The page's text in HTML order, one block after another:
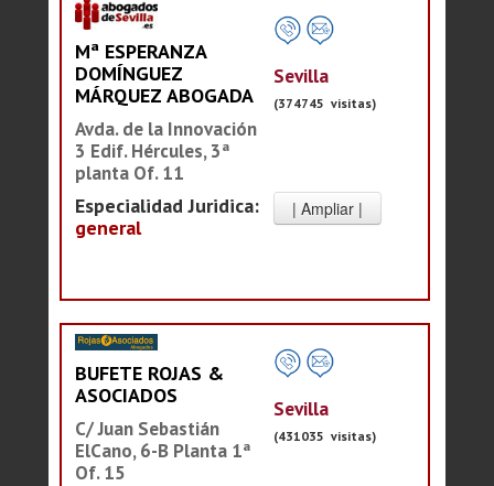
Mª ESPERANZA
DOMÍNGUEZ
MÁRQUEZ ABOGADA
Avda. de la Innovación
3 Edif. Hércules, 3ª
planta Of. 11
Especialidad Juridica:
general
Sevilla
(374745 visitas)
BUFETE ROJAS &
ASOCIADOS
C/ Juan Sebastián
ElCano, 6-B Planta 1ª
Of. 15
Sevilla
(431035 visitas)